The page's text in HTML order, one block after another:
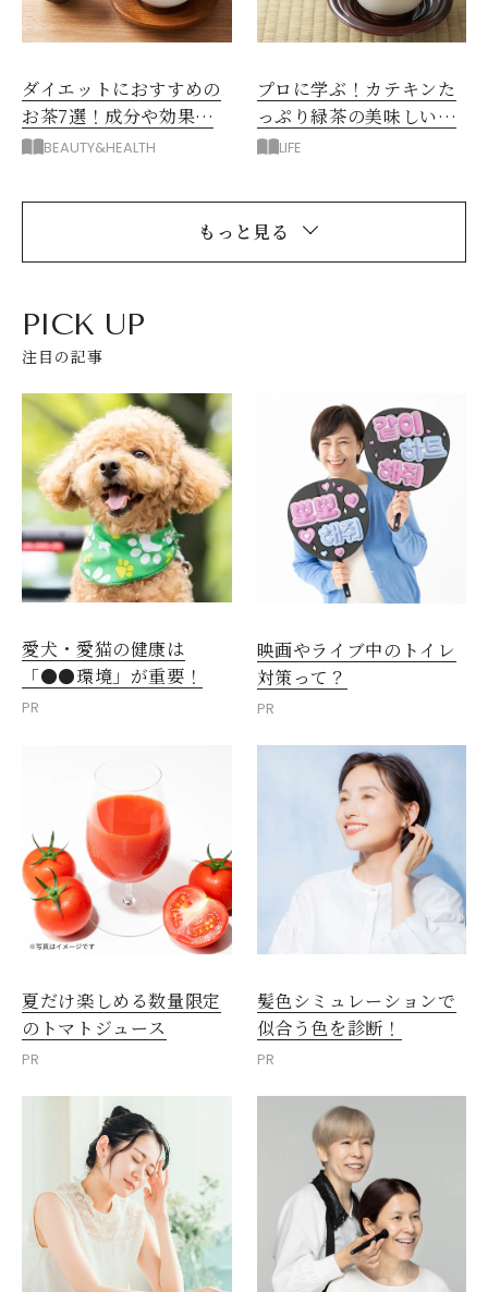
ダイエットにおすすめの
お茶7選！成分や効果、
選び方BEAUTY&HEALTH
プロに学ぶ！カテキンた
っぷり緑茶の美味しい入
れ方
LIFE
もっと見る
PICK UP
注目の記事
愛犬・愛猫の健康は
「●●環境」が重要！
PR
映画やライブ中のトイレ
対策って？
PR
夏だけ楽しめる数量限定
のトマトジュース
PR
髪色シミュレーションで
似合う色を診断！
PR